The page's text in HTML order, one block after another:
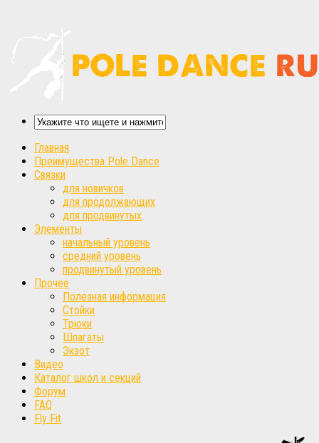
Главная
Преимущества Pole Dance
Связки
для новичков
для продолжающих
для продвинутых
Элементы
начальный уровень
средний уровень
продвинутый уровень
Прочее
Полезная информация
Стойки
Трюки
Шпагаты
Экзот
Видео
Каталог школ и секций
Форум
FAQ
Fly Fit